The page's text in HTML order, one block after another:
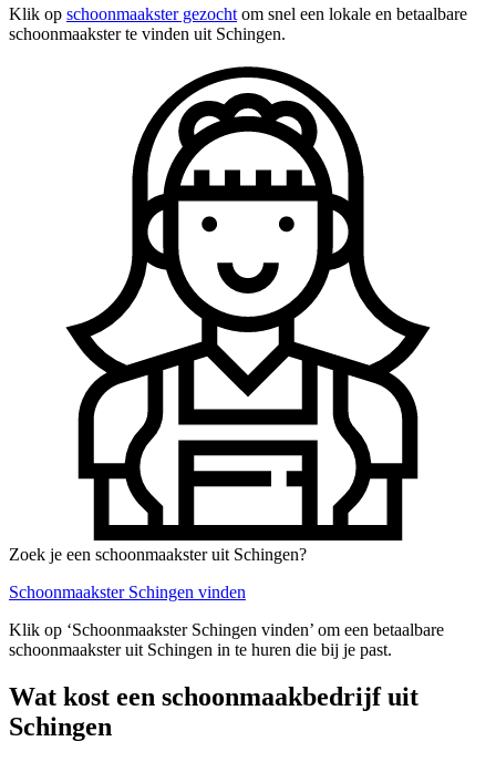
Klik op schoonmaakster gezocht om snel een lokale en betaalbare
schoonmaakster te vinden uit Schingen.
Zoek je een schoonmaakster uit Schingen?
Schoonmaakster Schingen vinden
Klik op ‘Schoonmaakster Schingen vinden’ om een betaalbare
schoonmaakster uit Schingen in te huren die bij je past.
Wat kost een schoonmaakbedrijf uit
Schingen